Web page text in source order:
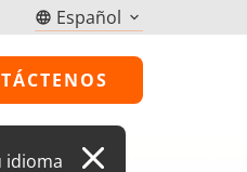
Select
your
language
idioma
Close modal